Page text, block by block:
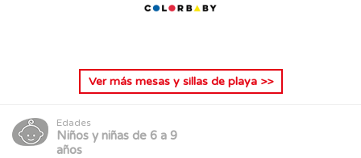
Ver más mesas y sillas de playa>>
Edades
Niños y niñas de 6 a 9
años